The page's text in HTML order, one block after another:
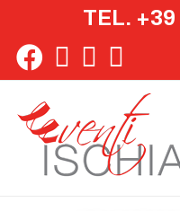
TEL. +39